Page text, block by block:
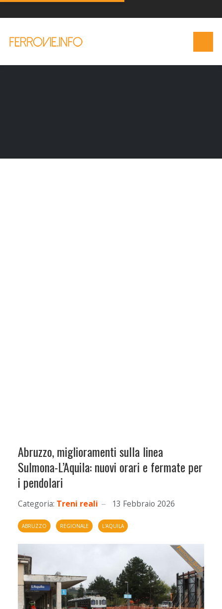
Abruzzo, miglioramenti sulla linea
Sulmona-L’Aquila: nuovi orari e fermate per
i pendolari
Categoria: Treni reali 13 Febbraio 2026
ABRUZZO REGIONALE L'AQUILA